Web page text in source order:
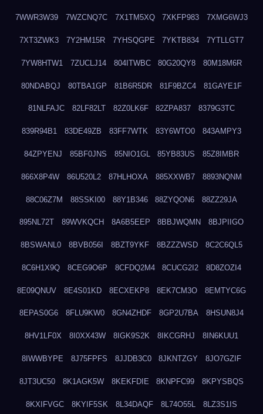
7WWR3W39 7WZCNQ7C 7X1TM5XQ 7XKFP983 7XMG6WJ3
7XT3ZWK3 7Y2HM15R 7YHSQGPE 7YKTB834 7YTLLGT7
7YW8HTW1 7ZUCLJ14 804ITWBC 80G20QY8 80M18M6R
80NDABQJ 80TBA1GP 81B6R5DR 81F9BZC4 81GAYE1F
81NLFAJC 82LF82LT 82Z0LK6F 82ZPA837 8379G3TC
839R94B1 83DE49ZB 83FF7WTK 83Y6WTO0 843AMPY3
84ZPYENJ 85BF0JNS 85NIO1GL 85YB83US 85Z8IMBR
866X8P4W 86U520L2 87HLHOXA 885XXWB7 8893NQNM
88C06Z7M 88SSKI00 88Y1B346 88ZYQON6 88ZZ29JA
895NL72T 89WVKQCH 8A6B5EEP 8BBJWQMN 8BJPIIGO
8BSWANL0 8BVB056I 8BZT9YKF 8BZZZWSD 8C2C6QL5
8C6H1X9Q 8CEG9O6P 8CFDQ2M4 8CUCG2I2 8D8ZOZI4
8E09QNUV 8E4S01KD 8ECXEKP8 8EK7CM3O 8EMTYC6G
8EPAS0G6 8FLU9KW0 8GN4ZHDF 8GP2U7BA 8HSUN8J4
8HV1LF0X 8I0XX43W 8IGK9S2K 8IKCGRHJ 8IN6KUU1
8IWWBYPE 8J75FPFS 8JJDB3C0 8JKNTZGY 8JO7GZIF
8JT3UC50 8K1AGK5W 8KEKFDIE 8KNPFC99 8KPYSBQS
8KXIFVGC 8KYIF5SK 8L34DAQF 8L74O55L 8LZ3S1IS